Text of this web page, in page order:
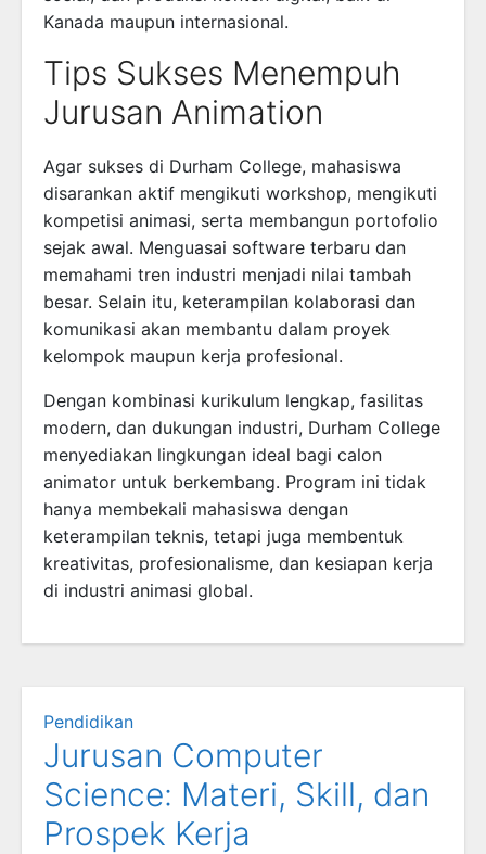
Kanada maupun internasional.
Tips Sukses Menempuh
Jurusan Animation
Agar sukses di Durham College, mahasiswa
disarankan aktif mengikuti workshop, mengikuti
kompetisi animasi, serta membangun portofolio
sejak awal. Menguasai software terbaru dan
memahami tren industri menjadi nilai tambah
besar. Selain itu, keterampilan kolaborasi dan
komunikasi akan membantu dalam proyek
kelompok maupun kerja profesional.
Dengan kombinasi kurikulum lengkap, fasilitas
modern, dan dukungan industri, Durham College
menyediakan lingkungan ideal bagi calon
animator untuk berkembang. Program ini tidak
hanya membekali mahasiswa dengan
keterampilan teknis, tetapi juga membentuk
kreativitas, profesionalisme, dan kesiapan kerja
di industri animasi global.
Pendidikan
Jurusan Computer
Science: Materi, Skill, dan
Prospek Kerja